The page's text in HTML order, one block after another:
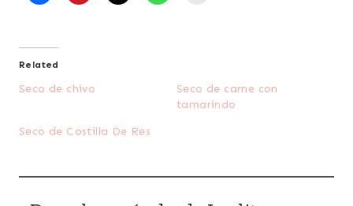
Related
Seco de chivo
Seco de carne con
tamarindo
Seco de Costilla De Res